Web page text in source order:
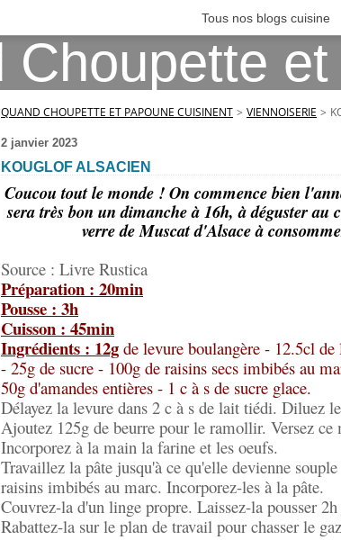
Tous nos blogs cuisine
QUAND CHOUPETTE ET PAPOUNE CUISINENT > VIENNOISERIE >
2 janvier 2023
KOUGLOF ALSACIEN
Coucou tout le monde ! On commence bien
sera très bon un dimanche à 16h, à déguster au
verre de Muscat d'Alsace à
Source : Livre Rustica
Préparation : 20min
Pousse : 3h
Cuisson : 45min
Ingrédients : 12g de levure boulangère - 12.5cl
- 25g de sucre - 100g de raisins secs imbibés au
50g d'amandes entières - 1 c à s de sucre glace.
Délayez la levure dans 2 c à s de lait tiédi. Diluez
Ajoutez 125g de beurre pour le ramollir. Versez ce
Incorporez à la main la farine et les oeufs.
Travaillez la pâte jusqu'à ce qu'elle devienne
raisins imbibés au marc. Incorporez-les à la pâte.
Couvrez-la d'un linge propre. Laissez-la pousser
Rabattez-la sur le plan de travail pour chasser le